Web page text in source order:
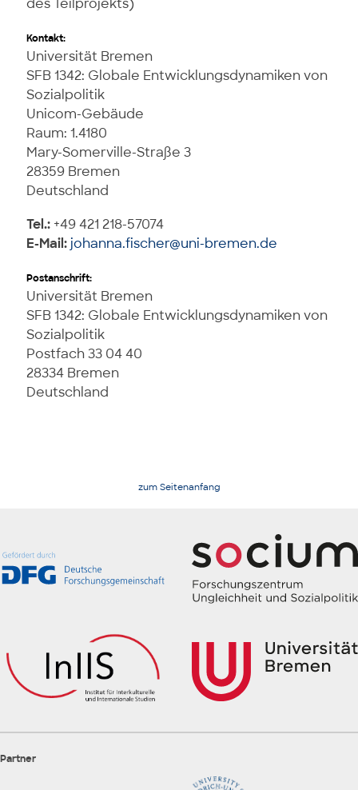
des Teilprojekts)
Kontakt:
Universität Bremen
SFB 1342: Globale Entwicklungsdynamiken von
Sozialpolitik
Unicom-Gebäude
Raum: 1.4180
Mary-Somerville-Straße 3
28359 Bremen
Deutschland
Tel.: +49 421 218-57074
E-Mail: johanna.fischer@uni-bremen.de
Postanschrift:
Universität Bremen
SFB 1342: Globale Entwicklungsdynamiken von
Sozialpolitik
Postfach 33 04 40
28334 Bremen
Deutschland
zum Seitenanfang
Partner